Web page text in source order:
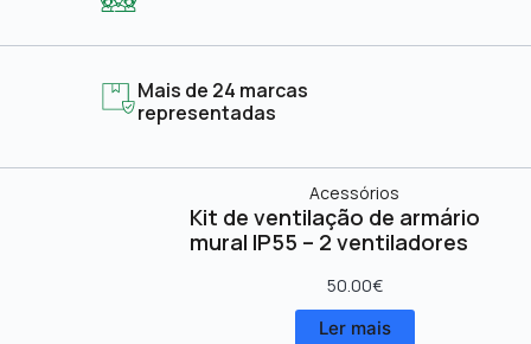
Mais de 24 marcas
representadas
Acessórios
Kit de ventilação de armário
mural IP55 – 2 ventiladores
50.00€
Ler mais